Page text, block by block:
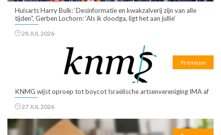
Huisarts Harry Bulk: ‘Desinformatie en kwakzalverij zijn van alle
tijden”, Gerben Lochorn: ‘Als ik doodga, ligt het aan jullie’
28 JUL 2026
Premium
KNMG wijst oproep tot boycot Israëlische artsenvereniging IMA af
27 JUL 2026